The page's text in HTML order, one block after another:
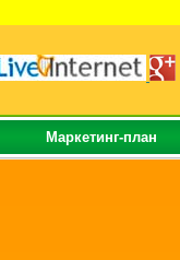
Маркетинг-план